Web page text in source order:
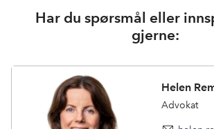
Har du spørsmål eller
gjerne:
Helen
Advokat